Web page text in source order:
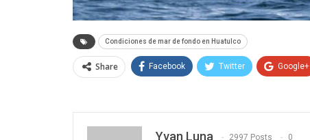
Condiciones de mar de fondo en Huatulco
Share Facebook Twitter Google+
Yvan Luna 2997 Posts 0